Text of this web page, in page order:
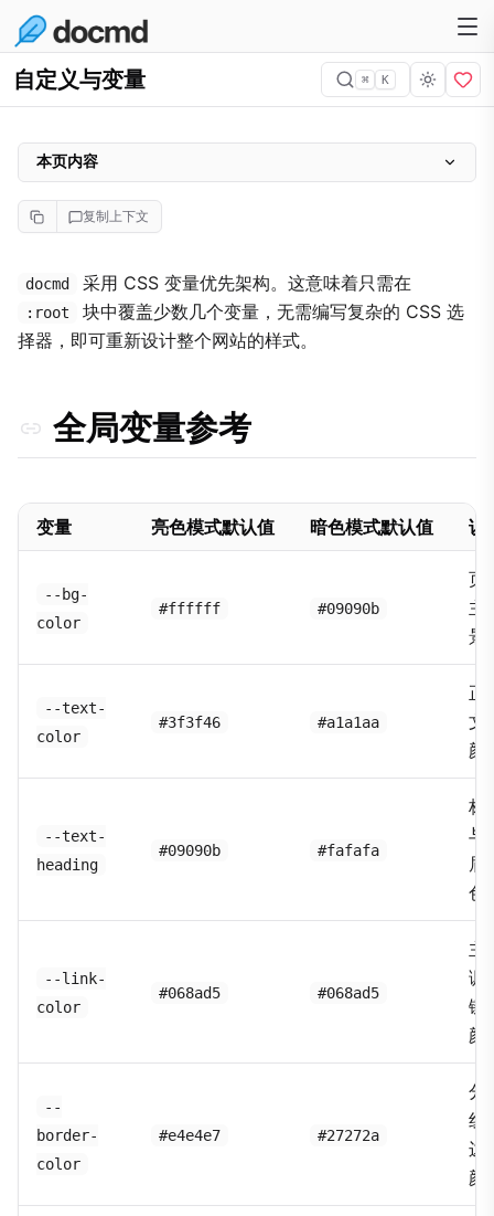
自定义与变量 ⌘ K
复制上下文
docmd 采用 CSS 变量优先架构。这意味着只需在
:root
块中覆盖少数几个变量，无需编写复杂的 CSS 选
择器，即可重新设计整个网站的样式。
全局变量参考
变量 亮色模式默认值 暗色模式默认值 说
--bg-
color
#ffffff #09090b
页
主
景
--text-
color
#3f3f46 #a1a1aa
正
文
颜
--text-
heading
#09090b #fafafa
标
与
眉
色
--link-
color
#068ad5 #068ad5
主
调
链
颜
--
border-
color
#e4e4e7 #27272a
分
线
边
颜
本页内容
全局变量参考
覆盖示例
组件定向覆盖
优先级排查